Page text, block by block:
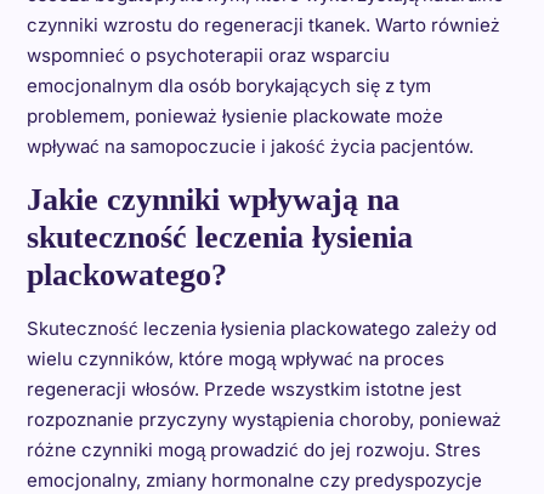
czynniki wzrostu do regeneracji tkanek. Warto również
wspomnieć o psychoterapii oraz wsparciu
emocjonalnym dla osób borykających się z tym
problemem, ponieważ łysienie plackowate może
wpływać na samopoczucie i jakość życia pacjentów.
Jakie czynniki wpływają na
skuteczność leczenia łysienia
plackowatego?
Skuteczność leczenia łysienia plackowatego zależy od
wielu czynników, które mogą wpływać na proces
regeneracji włosów. Przede wszystkim istotne jest
rozpoznanie przyczyny wystąpienia choroby, ponieważ
różne czynniki mogą prowadzić do jej rozwoju. Stres
emocjonalny, zmiany hormonalne czy predyspozycje